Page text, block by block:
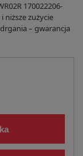
170022206-
niższe zużycie
– gwarancja